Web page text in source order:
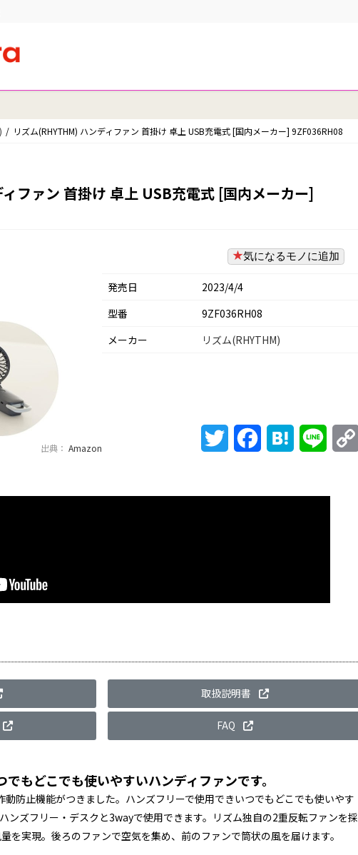
リズム(RHYTHM) ハンディファン 首掛け 卓上 USB充電式 [国内メーカー] 9ZF036RH08
ファン 首掛け 卓上 USB充電式 [国内メーカー]
出典： Amazon
気になるモノに追加
発売日
2023/4/4
型番
9ZF036RH08
メーカー
リズム(RHYTHM)
Twitter FacebookHatena Line
取扱説明書
FAQ
もどこでも使いやすいハンディファンです。
防止機能がつきました。ハンズフリーで使用できいつでもどこでも使いやす
ンズフリー・デスクと3wayで使用できます。リズム独自の2重反転ファンを採
を実現。後ろのファンで空気を集め、前のファンで筒状の風を届けます。